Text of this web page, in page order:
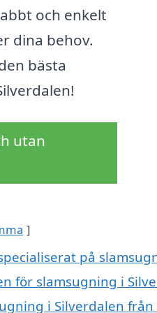
och enkelt
dina behov.
bästa
utan
på
för slamsugning i
i Silverdalen